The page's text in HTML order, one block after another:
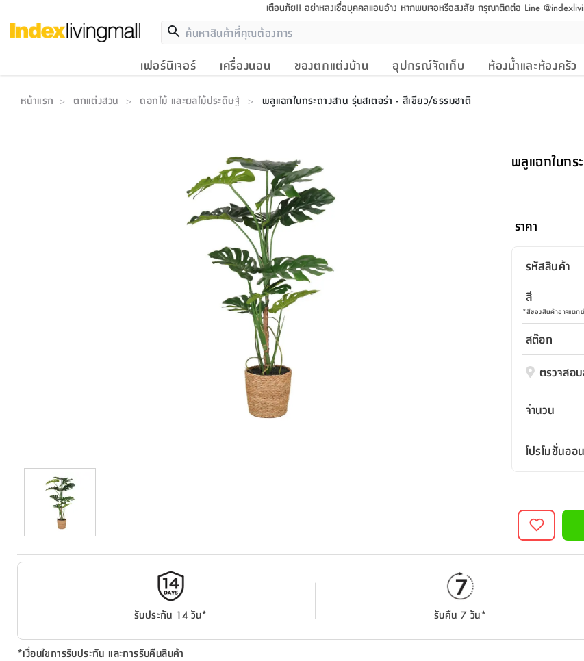
เตือนภัย!! อย่าหลงเชื่อบุคคลแอบอ้าง หากพบเจอหรือสงสัย กรุณาติดต่อ Line
เฟอร์นิเจอร์ เครื่องนอน ของตกแต่งบ้าน อุปกรณ์จัดเก็บ ห้องน้ำและห้องครัว
หน้าแรก > ตกแต่งสวน > ดอกไม้ และผลไม้ประดิษฐ์ > พลูแฉกในกระถางสาน รุ่นสเตอร่า - สีเขียว/ธรรมชาติ
พลูแฉกในกร
ราคา
รหัสสินค้า
สี
*สีของสินค้าอาจแตก
สต๊อก
ตรวจสอ
จำนวน
โปรโมชั่นออ
รับประกัน 14 วัน* รับคืน 7 วัน*
*เงื่อนไขการรับประกัน และการรับคืนสินค้า